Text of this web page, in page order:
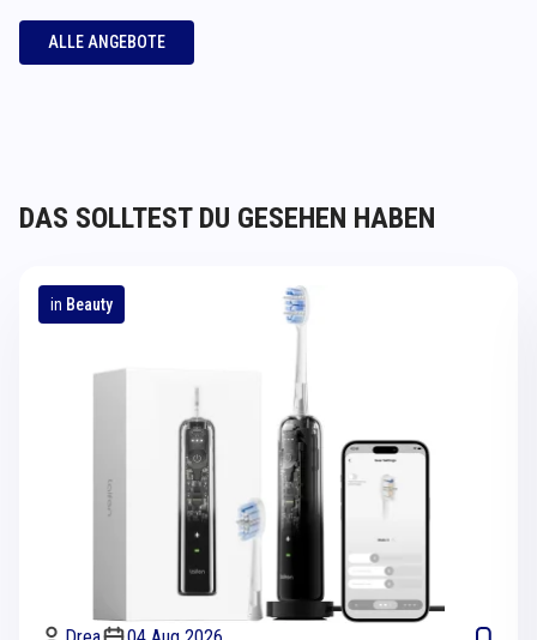
ALLE ANGEBOTE
DAS SOLLTEST DU GESEHEN HABEN
in Beauty